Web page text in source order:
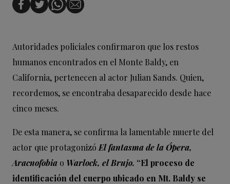
Autoridades policiales confirmaron que los restos
humanos encontrados en el Monte Baldy, en
California, pertenecen al actor Julian Sands. Quien,
recordemos, se encontraba desaparecido desde hace
cinco meses.
De esta manera, se confirma la lamentable muerte del
actor que protagonizó El fantasma de la Ópera,
Aracnofobia o Warlock, el Brujo. “El proceso de
identificación del cuerpo ubicado en Mt. Baldy se